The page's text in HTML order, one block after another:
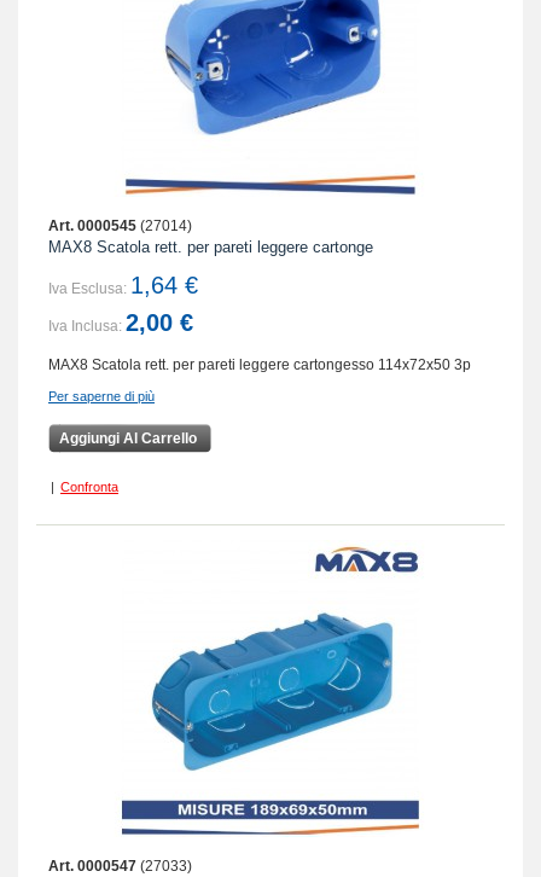
Art. 0000545 (27014)
MAX8 Scatola rett. per pareti leggere cartonge
Iva Esclusa: 1,64 €
Iva Inclusa: 2,00 €
MAX8 Scatola rett. per pareti leggere cartongesso 114x72x50 3p
Per saperne di più
Aggiungi Al Carrello
| Confronta
Art. 0000547 (27033)